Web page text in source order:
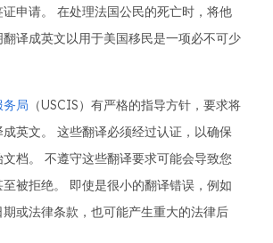
申请。 在处理法国公民的死亡时，将他
译成英文以用于美国移民是一项必不可少
务局 （USCIS）有严格的指导方针，要求将
英文。 这些翻译必须经过认证，以确保
档。 不遵守这些翻译要求可能会导致您
被拒绝。 即使是很小的翻译错误，例如
或法律条款，也可能产生重大的法律后